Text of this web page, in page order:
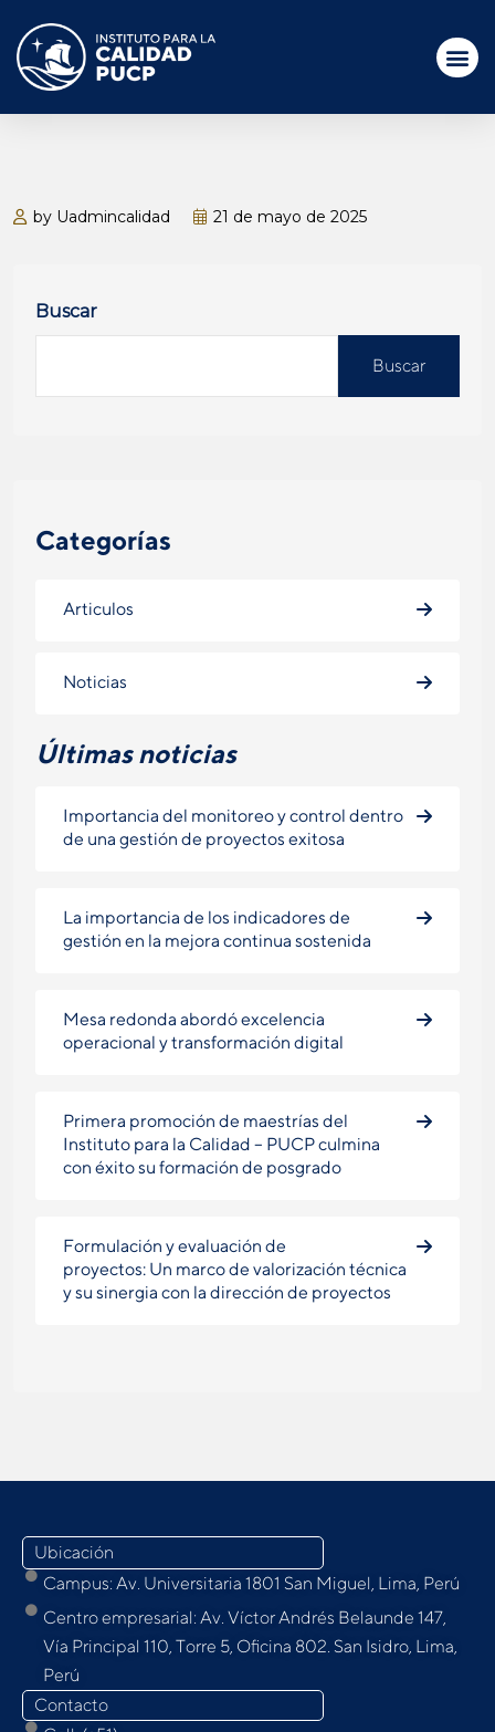
by Uadmincalidad 21 de mayo de 2025
Buscar
Buscar
Categorías
Articulos
Noticias
Últimas noticias
Importancia del monitoreo y control dentro
de una gestión de proyectos exitosa
La importancia de los indicadores de
gestión en la mejora continua sostenida
Mesa redonda abordó excelencia
operacional y transformación digital
Primera promoción de maestrías del
Instituto para la Calidad – PUCP culmina
con éxito su formación de posgrado
Formulación y evaluación de
proyectos: Un marco de valorización técnica
y su sinergia con la dirección de proyectos
Ubicación
Campus: Av. Universitaria 1801 San Miguel, Lima, Perú
Centro empresarial: Av. Víctor Andrés Belaunde 147,
Vía Principal 110, Torre 5, Oﬁcina 802. San Isidro, Lima,
Perú
Contacto